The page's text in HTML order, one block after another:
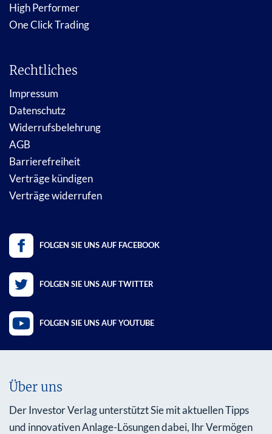
High Performer
One Click Trading
Rechtliches
Impressum
Datenschutz
Widerrufsbelehrung
AGB
Barrierefreiheit
Verträge kündigen
Verträge widerrufen
FOLGEN SIE UNS AUF FACEBOOK
FOLGEN SIE UNS AUF TWITTER
FOLGEN SIE UNS AUF YOUTUBE
Über uns
Der Investor Verlag unterstützt Sie mit aktuellen Tipps
und innovativen Anlage-Lösungen dabei, Ihr Vermögen